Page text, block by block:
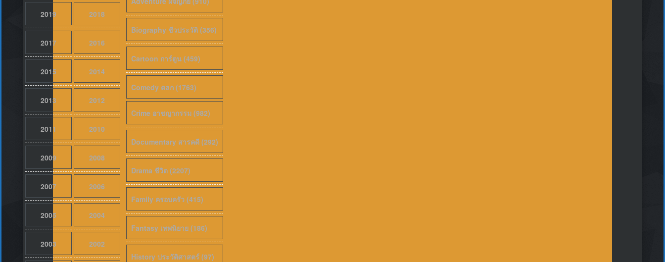
2019 2018
2017 2016
2015 2014
2013 2012
2011 2010
2009 2008
2007 2006
2005 2004
2003 2002
Biography ชีวประวัติ (356)
Cartoon การ์ตูน (459)
Comedy ตลก (1763)
Crime อาชญากรรม (982)
Documentary สารคดี (292)
Drama ชีวิต (2207)
Family ครอบครัว (415)
Fantasy เทพนิยาย (186)
History ประวัติศาสตร์ (97)